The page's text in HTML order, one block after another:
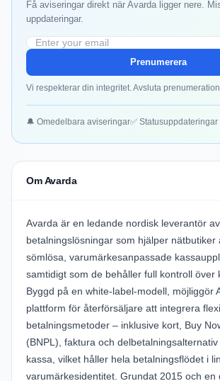
Få aviseringar direkt när Avarda ligger nere.
uppdateringar.
Prenumerera
Vi respekterar din integritet. Avsluta
🔔 Omedelbara aviseringar✅ Statusuppdateringar
Om Avarda
Avarda är en ledande nordisk leverantör av
betalningslösningar som hjälper nätbutiker
sömlösa, varumärkesanpassade
samtidigt som de behåller full kontroll över
Byggd på en white‑label-modell, möjliggör
plattform för återförsäljare att integrera
betalningsmetoder – inklusive kort, Buy
(BNPL), faktura och
kassa, vilket håller hela betalningsflödet i
varumärkesidentitet. Grundat 2015 och en